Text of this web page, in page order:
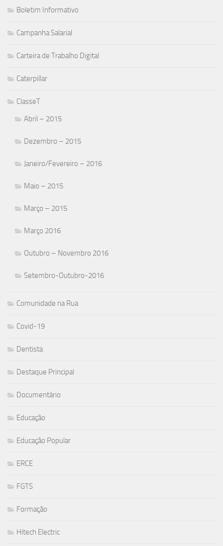
Boletim Informativo
Campanha Salarial
Carteira de Trabalho Digital
Caterpillar
ClasseT
Abril – 2015
Dezembro – 2015
Janeiro/Fevereiro – 2016
Maio – 2015
Março – 2015
Março 2016
Outubro – Novembro 2016
Setembro-Outubro-2016
Comunidade na Rua
Covid-19
Dentista
Destaque Principal
Documentário
Educação
Educação Popular
ERCE
FGTS
Formação
Hitech Electric